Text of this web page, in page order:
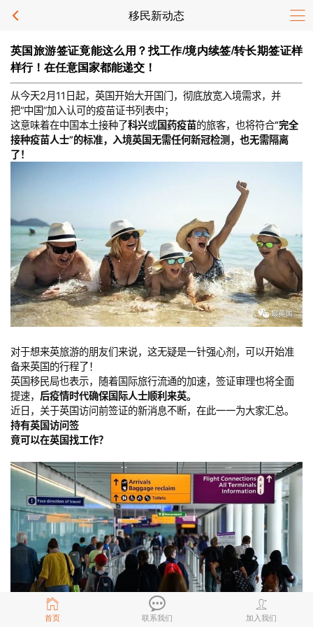
移民新动态
首页 联系我们 加入我们
英国旅游签证竟能这么用？找工作/境内续签/转长期签证样
样行！在任意国家都能递交！
从今天2月11日起，英国开始大开国门，彻底放宽入境需求，并
把“中国”加入认可的疫苗证书列表中；
这意味着在中国本土接种了科兴或国药疫苗的旅客，也将符合“完全
接种疫苗人士”的标准，入境英国无需任何新冠检测，也无需隔离
了！
对于想来英旅游的朋友们来说，这无疑是一针强心剂，可以开始准
备来英国的行程了！
英国移民局也表示，随着国际旅行流通的加速，签证审理也将全面
提速， 后疫情时代确保国际人士顺利来英。
近日，关于英国访问前签证的新消息不断，在此一一为大家汇总。
持有英国访问签
竟可以在英国找工作？